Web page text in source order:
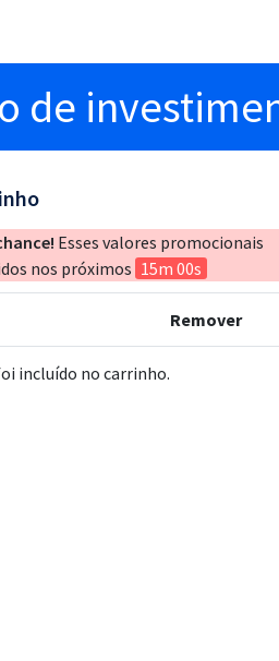
de
Esses valores promocionais
nos próximos 15m 00s
Remover
incluído no carrinho.